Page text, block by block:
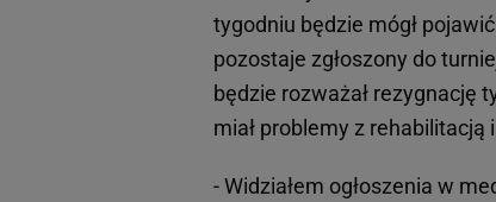
tygodniu będzie mógł
pozostaje zgłoszony do
będzie rozważał rezygnację
miał problemy z rehabilitacją
- Widziałem ogłoszenia w